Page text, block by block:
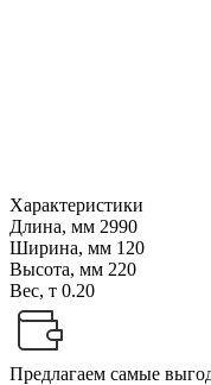
Характеристики
Длина, мм 2990
Ширина, мм 120
Высота, мм 220
Вес, т 0.20
Предлагаем самые